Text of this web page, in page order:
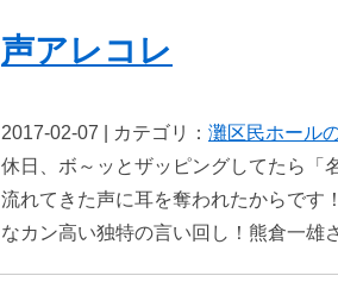
声アレコレ
2017-02-07 | カテゴリ：灘区民ホール
休日、ボ～ッとザッピングしてたら「
流れてきた声に耳を奪われたからです
なカン高い独特の言い回し！熊倉一